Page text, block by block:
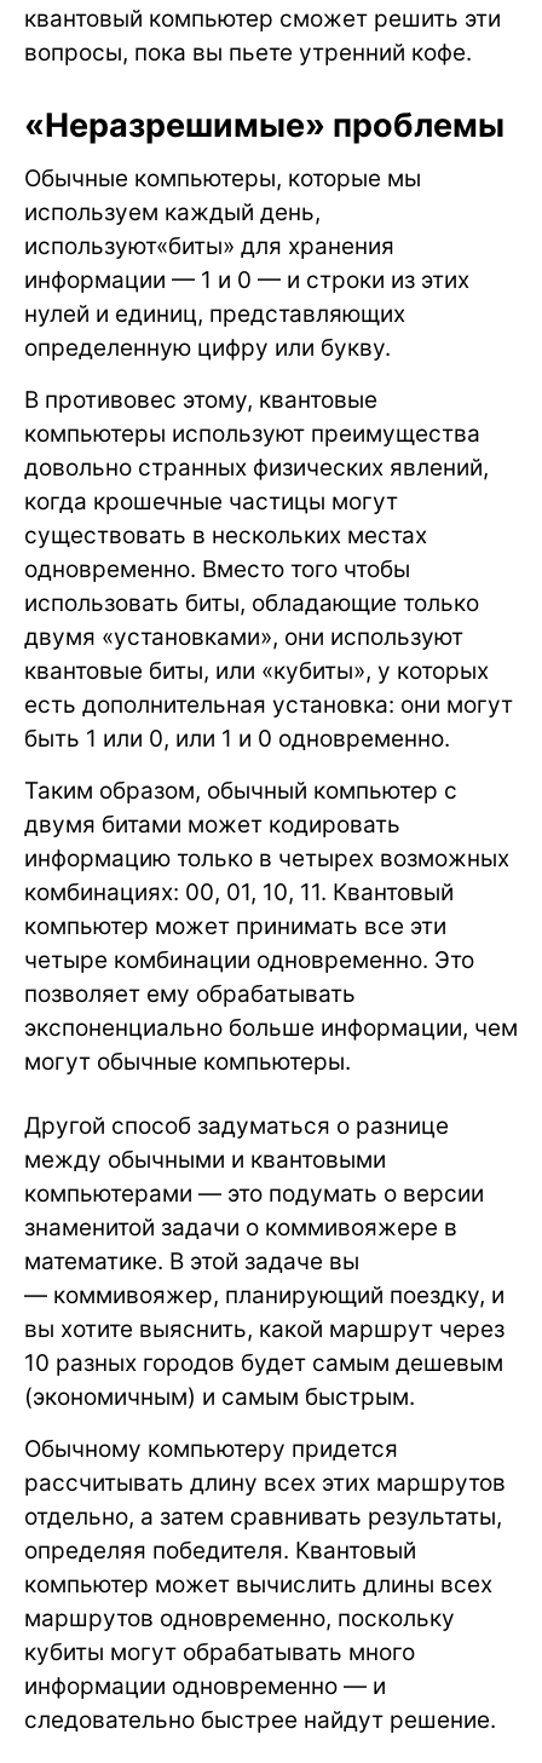
квантовый компьютер сможет решить эти
вопросы, пока вы пьете утренний кофе.
«Неразрешимые» проблемы
Обычные компьютеры, которые мы
используем каждый день,
используют«биты» для хранения
информации — 1 и 0 — и строки из этих
нулей и единиц, представляющих
определенную цифру или букву.
В противовес этому, квантовые
компьютеры используют преимущества
довольно странных физических явлений,
когда крошечные частицы могут
существовать в нескольких местах
одновременно. Вместо того чтобы
использовать биты, обладающие только
двумя «установками», они используют
квантовые биты, или «кубиты», у которых
есть дополнительная установка: они могут
быть 1 или 0, или 1 и 0 одновременно.
Таким образом, обычный компьютер с
двумя битами может кодировать
информацию только в четырех возможных
комбинациях: 00, 01, 10, 11. Квантовый
компьютер может принимать все эти
четыре комбинации одновременно. Это
позволяет ему обрабатывать
экспоненциально больше информации, чем
могут обычные компьютеры.
Другой способ задуматься о разнице
между обычными и квантовыми
компьютерами — это подумать о версии
знаменитой задачи о коммивояжере в
математике. В этой задаче вы
— коммивояжер, планирующий поездку, и
вы хотите выяснить, какой маршрут через
10 разных городов будет самым дешевым
(экономичным) и самым быстрым.
Обычному компьютеру придется
рассчитывать длину всех этих маршрутов
отдельно, а затем сравнивать результаты,
определяя победителя. Квантовый
компьютер может вычислить длины всех
маршрутов одновременно, поскольку
кубиты могут обрабатывать много
информации одновременно — и
следовательно быстрее найдут решение.